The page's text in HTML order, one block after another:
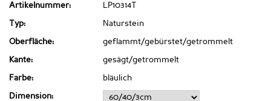
Artikelnummer: LP10314T
Typ: Naturstein
Oberfläche: geflammt/gebürstet/getrommelt
Kante: gesägt/getrommelt
Farbe: bläulich
Dimension: